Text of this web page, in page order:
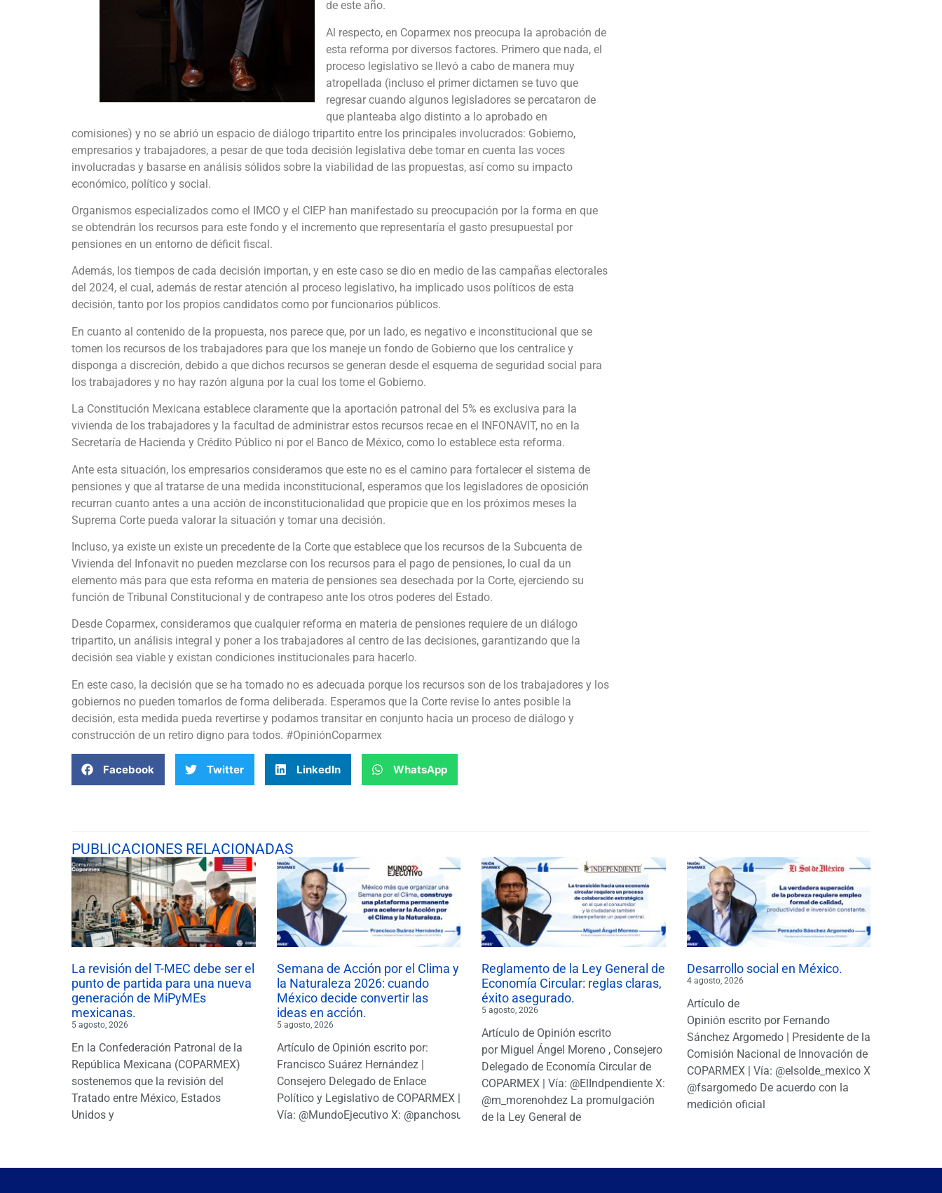
de este año.
Al respecto, en Coparmex nos preocupa la aprobación de
esta reforma por diversos factores. Primero que nada, el
proceso legislativo se llevó a cabo de manera muy
atropellada (incluso el primer dictamen se tuvo que
regresar cuando algunos legisladores se percataron de
que planteaba algo distinto a lo aprobado en
comisiones) y no se abrió un espacio de diálogo tripartito entre los principales involucrados: Gobierno,
empresarios y trabajadores, a pesar de que toda decisión legislativa debe tomar en cuenta las voces
involucradas y basarse en análisis sólidos sobre la viabilidad de las propuestas, así como su impacto
económico, político y social.
Organismos especializados como el IMCO y el CIEP han manifestado su preocupación por la forma en que
se obtendrán los recursos para este fondo y el incremento que representaría el gasto presupuestal por
pensiones en un entorno de déficit fiscal.
Además, los tiempos de cada decisión importan, y en este caso se dio en medio de las campañas electorales
del 2024, el cual, además de restar atención al proceso legislativo, ha implicado usos políticos de esta
decisión, tanto por los propios candidatos como por funcionarios públicos.
En cuanto al contenido de la propuesta, nos parece que, por un lado, es negativo e inconstitucional que se
tomen los recursos de los trabajadores para que los maneje un fondo de Gobierno que los centralice y
disponga a discreción, debido a que dichos recursos se generan desde el esquema de seguridad social para
los trabajadores y no hay razón alguna por la cual los tome el Gobierno.
La Constitución Mexicana establece claramente que la aportación patronal del 5% es exclusiva para la
vivienda de los trabajadores y la facultad de administrar estos recursos recae en el INFONAVIT, no en la
Secretaría de Hacienda y Crédito Público ni por el Banco de México, como lo establece esta reforma.
Ante esta situación, los empresarios consideramos que este no es el camino para fortalecer el sistema de
pensiones y que al tratarse de una medida inconstitucional, esperamos que los legisladores de oposición
recurran cuanto antes a una acción de inconstitucionalidad que propicie que en los próximos meses la
Suprema Corte pueda valorar la situación y tomar una decisión.
Incluso, ya existe un existe un precedente de la Corte que establece que los recursos de la Subcuenta de
Vivienda del Infonavit no pueden mezclarse con los recursos para el pago de pensiones, lo cual da un
elemento más para que esta reforma en materia de pensiones sea desechada por la Corte, ejerciendo su
función de Tribunal Constitucional y de contrapeso ante los otros poderes del Estado.
Desde Coparmex, consideramos que cualquier reforma en materia de pensiones requiere de un diálogo
tripartito, un análisis integral y poner a los trabajadores al centro de las decisiones, garantizando que la
decisión sea viable y existan condiciones institucionales para hacerlo.
En este caso, la decisión que se ha tomado no es adecuada porque los recursos son de los trabajadores y los
gobiernos no pueden tomarlos de forma deliberada. Esperamos que la Corte revise lo antes posible la
decisión, esta medida pueda revertirse y podamos transitar en conjunto hacia un proceso de diálogo y
construcción de un retiro digno para todos. #OpiniónCoparmex
Facebook Twitter LinkedIn WhatsApp
PUBLICACIONES RELACIONADAS
La revisión del T-MEC debe ser el
punto de partida para una nueva
generación de MiPyMEs
mexicanas.
5 agosto, 2026
En la Confederación Patronal de la
República Mexicana (COPARMEX)
sostenemos que la revisión del
Tratado entre México, Estados
Unidos y
Semana de Acción por el Clima y
la Naturaleza 2026: cuando
México decide convertir las
ideas en acción.
5 agosto, 2026
Artículo de Opinión escrito por:
Francisco Suárez Hernández |
Consejero Delegado de Enlace
Político y Legislativo de COPARMEX |
Vía: @MundoEjecutivo X: @panchosuarezh
Reglamento de la Ley General de
Economía Circular: reglas claras,
éxito asegurado.
5 agosto, 2026
Artículo de Opinión escrito
por Miguel Ángel Moreno , Consejero
Delegado de Economía Circular de
COPARMEX | Vía: @ElIndpendiente X:
@m_morenohdez La promulgación
de la Ley General de
Desarrollo social en México.
4 agosto, 2026
Artículo de
Opinión escrito por Fernando
Sánchez Argomedo | Presidente de la
Comisión Nacional de Innovación de
COPARMEX | Vía: @elsolde_mexico X:
@fsargomedo De acuerdo con la
medición oficial